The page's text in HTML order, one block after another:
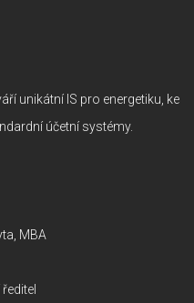
unikátní IS pro energetiku, ke
účetní systémy.
MBA